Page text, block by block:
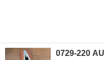
0729-220